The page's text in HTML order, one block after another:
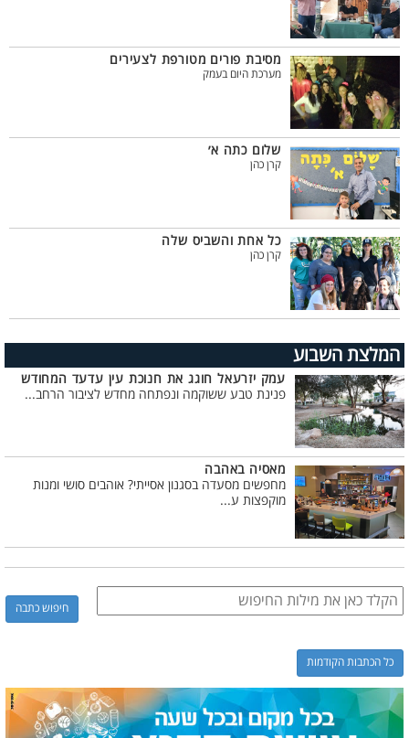
מסיבת פורים מטורפת לצעירים
מערכת היום בעמק
שלום כתה א׳
קרן כהן
כל אחת והשביס שלה
קרן כהן
המלצת השבוע
עמק יזרעאל חוגג את חנוכת עין עדעד המחודש
פנינת טבע ששוקמה ונפתחה מחדש לציבור הרחב...
מאסיה באהבה
מחפשים מסעדה בסגנון אסייתי? אוהבים סושי ומנות
מוקפצות ע...
כל הכתבות הקודמות